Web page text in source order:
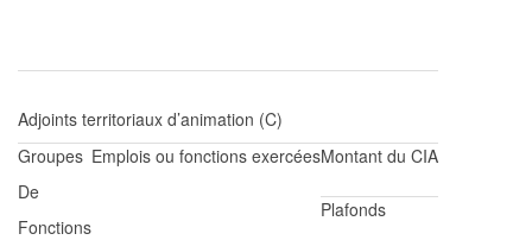
Adjoints territoriaux d’animation (C)
Groupes
De
Fonctions
Emplois ou fonctions exercéesMontant du CIA
Plafonds